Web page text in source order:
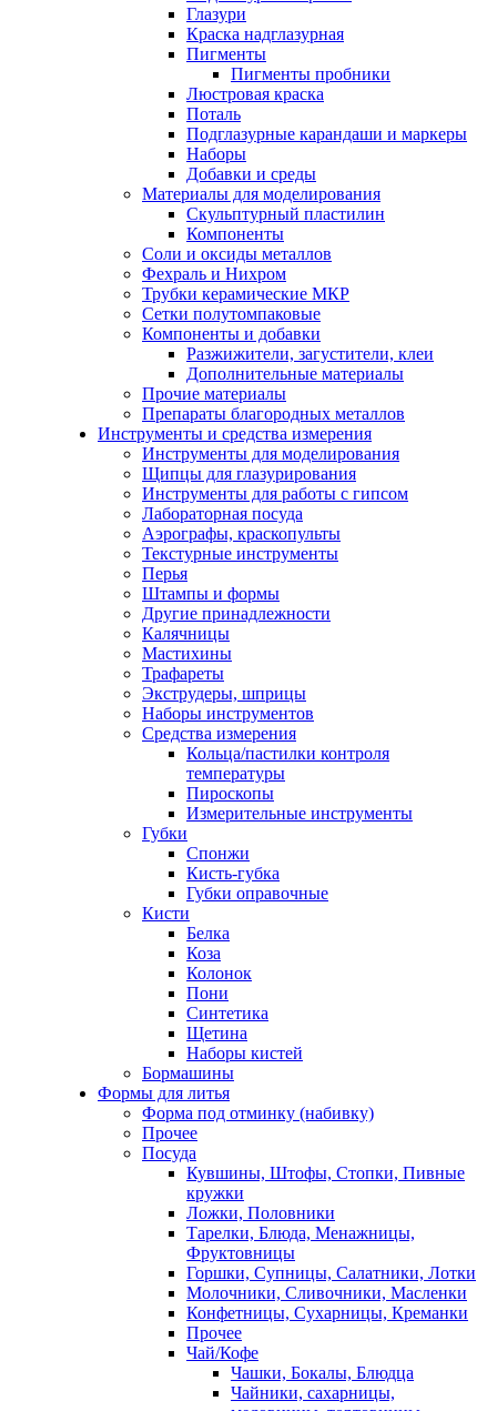
Глазури
Краска надглазурная
Пигменты
Пигменты пробники
Люстровая краска
Поталь
Подглазурные карандаши и маркеры
Наборы
Добавки и среды
Материалы для моделирования
Скульптурный пластилин
Компоненты
Соли и оксиды металлов
Фехраль и Нихром
Трубки керамические МКР
Сетки полутомпаковые
Компоненты и добавки
Разжижители, загустители, клеи
Дополнительные материалы
Прочие материалы
Препараты благородных металлов
Инструменты и средства измерения
Инструменты для моделирования
Щипцы для глазурирования
Инструменты для работы с гипсом
Лабораторная посуда
Аэрографы, краскопульты
Текстурные инструменты
Перья
Штампы и формы
Другие принадлежности
Калячницы
Мастихины
Трафареты
Экструдеры, шприцы
Наборы инструментов
Средства измерения
Кольца/пастилки контроля
температуры
Пироскопы
Измерительные инструменты
Губки
Спонжи
Кисть-губка
Губки оправочные
Кисти
Белка
Коза
Колонок
Пони
Синтетика
Щетина
Наборы кистей
Бормашины
Формы для литья
Форма под отминку (набивку)
Прочее
Посуда
Кувшины, Штофы, Стопки, Пивные
кружки
Ложки, Половники
Тарелки, Блюда, Менажницы,
Фруктовницы
Горшки, Супницы, Салатники, Лотки
Молочники, Сливочники, Масленки
Конфетницы, Сухарницы, Креманки
Прочее
Чай/Кофе
Чашки, Бокалы, Блюдца
Чайники, сахарницы,